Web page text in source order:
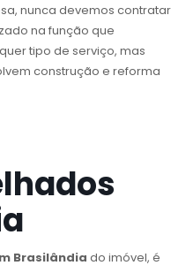
nunca devemos contratar
na função que
tipo de serviço, mas
construção e reforma
Brasilândia do imóvel, é